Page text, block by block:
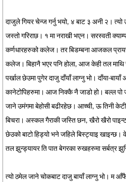
दाजुले गियर चेन्ज गर्नु भयो, ४ बाट ३ अनी २। त्यो
जस्तो गरिराछ। १ मा नराखी भएन। सरस्वती
कर्णधारहरुको कलेज। तर बिडम्बना आजकल
कलेज। बिहानै भएर पनि होला, आज केही तल माथि
पर्खाल छेउमा पुगेर दाजु दाँयाँ लाग्नु भो। दाँया-
कानेटोपिहरुमा। आज निक्कै नै जाडो हो। बल्ल
जाने उमंगमा बेहोसी बढीरहेछ। आच्ची, ऊ तिनी
बिचरा। अस्कल गैराकी जस्ति छन, खैरो खैरो
छेउको बाटो हिड्यो भने जहिले बिस्ट्याइ खाइन्छ।
तल झुन्ड्यायर ति पात बेगरका रुखहरुमा सर्बत्र
त्यो ठमेल जाने चोकबाट दाजु बायाँ लाग्नु भो। म